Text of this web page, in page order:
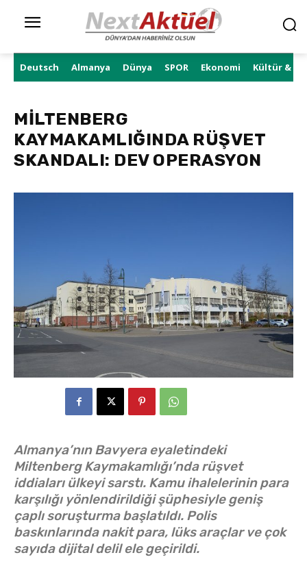
Deutsch Almanya Dünya SPOR Ekonomi Kültür &
MİLTENBERG
KAYMAKAMLIĞINDA RÜŞVET
SKANDALI: DEV OPERASYON
Almanya’nın Bavyera eyaletindeki
Miltenberg Kaymakamlığı’nda rüşvet
iddiaları ülkeyi sarstı. Kamu ihalelerinin para
karşılığı yönlendirildiği şüphesiyle geniş
çaplı soruşturma başlatıldı. Polis
baskınlarında nakit para, lüks araçlar ve çok
sayıda dijital delil ele geçirildi.